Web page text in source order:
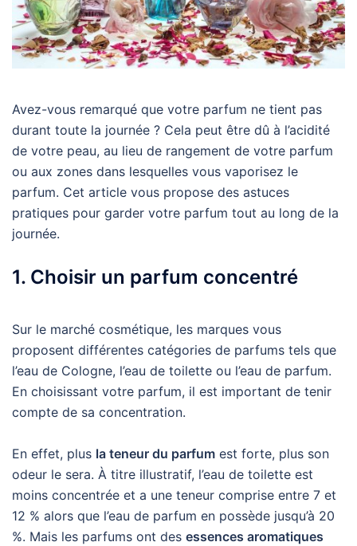
Avez-vous remarqué que votre parfum ne tient pas
durant toute la journée ? Cela peut être dû à l’acidité
de votre peau, au lieu de rangement de votre parfum
ou aux zones dans lesquelles vous vaporisez le
parfum. Cet article vous propose des astuces
pratiques pour garder votre parfum tout au long de la
journée.
1. Choisir un parfum concentré
Sur le marché cosmétique, les marques vous
proposent différentes catégories de parfums tels que
l’eau de Cologne, l’eau de toilette ou l’eau de parfum.
En choisissant votre parfum, il est important de tenir
compte de sa concentration.
En effet, plus la teneur du parfum est forte, plus son
odeur le sera. À titre illustratif, l’eau de toilette est
moins concentrée et a une teneur comprise entre 7 et
12 % alors que l’eau de parfum en possède jusqu’à 20
%. Mais les parfums ont des essences aromatiques